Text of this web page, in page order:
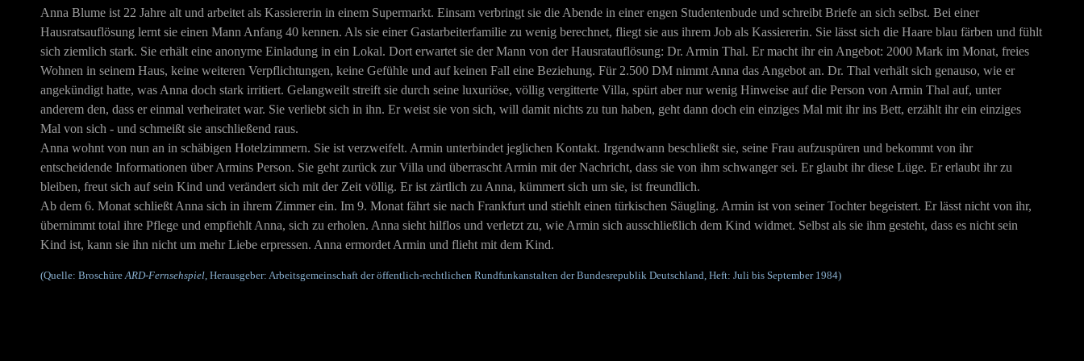
Anna Blume ist 22 Jahre alt und arbeitet als Kassiererin in einem Supermarkt. Einsam verbringt sie die Abende in einer engen Studentenbude und schreibt Briefe an sich selbst. Bei einer
Hausratsauflösung lernt sie einen Mann Anfang 40 kennen. Als sie einer Gastarbeiterfamilie zu wenig berechnet, fliegt sie aus ihrem Job als Kassiererin. Sie lässt sich die Haare blau färben und fühlt
sich ziemlich stark. Sie erhält eine anonyme Einladung in ein Lokal. Dort erwartet sie der Mann von der Hausratauflösung: Dr. Armin Thal. Er macht ihr ein Angebot: 2000 Mark im Monat, freies
Wohnen in seinem Haus, keine weiteren Verpflichtungen, keine Gefühle und auf keinen Fall eine Beziehung. Für 2.500 DM nimmt Anna das Angebot an. Dr. Thal verhält sich genauso, wie er
angekündigt hatte, was Anna doch stark irritiert. Gelangweilt streift sie durch seine luxuriöse, völlig vergitterte Villa, spürt aber nur wenig Hinweise auf die Person von Armin Thal auf, unter
anderem den, dass er einmal verheiratet war. Sie verliebt sich in ihn. Er weist sie von sich, will damit nichts zu tun haben, geht dann doch ein einziges Mal mit ihr ins Bett, erzählt ihr ein einziges
Mal von sich - und schmeißt sie anschließend raus.
Anna wohnt von nun an in schäbigen Hotelzimmern. Sie ist verzweifelt. Armin unterbindet jeglichen Kontakt. Irgendwann beschließt sie, seine Frau aufzuspüren und bekommt von ihr
entscheidende Informationen über Armins Person. Sie geht zurück zur Villa und überrascht Armin mit der Nachricht, dass sie von ihm schwanger sei. Er glaubt ihr diese Lüge. Er erlaubt ihr zu
bleiben, freut sich auf sein Kind und verändert sich mit der Zeit völlig. Er ist zärtlich zu Anna, kümmert sich um sie, ist freundlich.
Ab dem 6. Monat schließt Anna sich in ihrem Zimmer ein. Im 9. Monat fährt sie nach Frankfurt und stiehlt einen türkischen Säugling. Armin ist von seiner Tochter begeistert. Er lässt nicht von ihr,
übernimmt total ihre Pflege und empfiehlt Anna, sich zu erholen. Anna sieht hilflos und verletzt zu, wie Armin sich ausschließlich dem Kind widmet. Selbst als sie ihm gesteht, dass es nicht sein
Kind ist, kann sie ihn nicht um mehr Liebe erpressen. Anna ermordet Armin und flieht mit dem Kind.
(Quelle: BroschüreARD-Fernsehspiel, Herausgeber: Arbeitsgemeinschaft der öffentlich-rechtlichen Rundfunkanstalten der Bundesrepublik Deutschland, Heft: Juli bis September 1984)